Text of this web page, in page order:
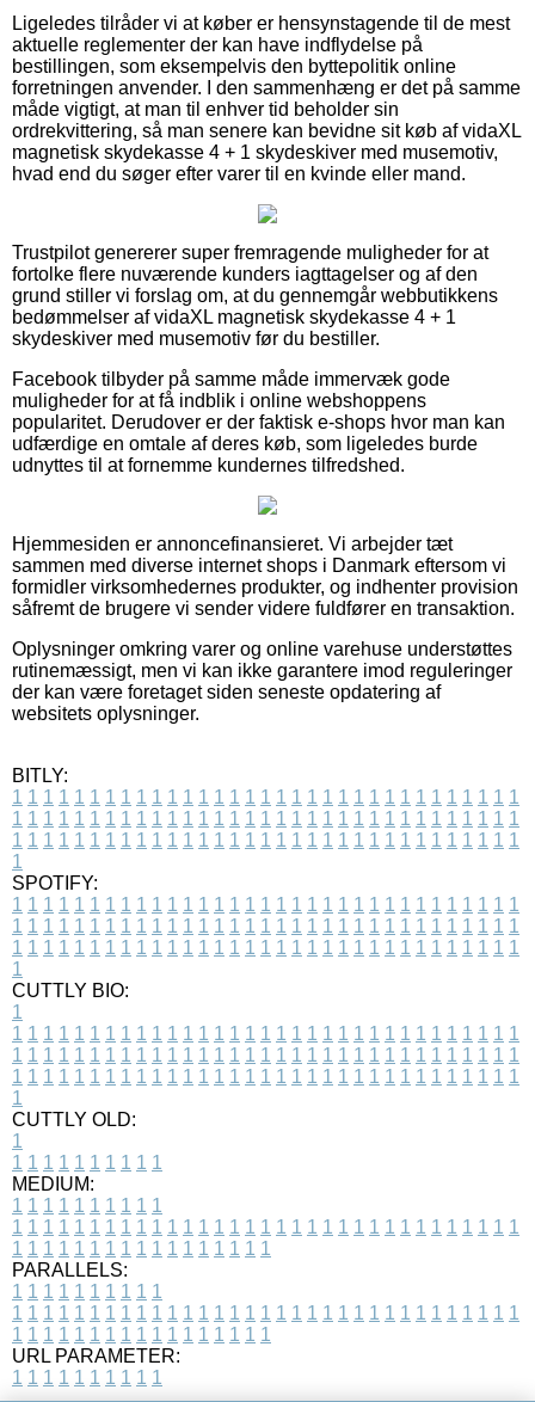
Ligeledes tilråder vi at køber er hensynstagende til de mest
aktuelle reglementer der kan have indflydelse på
bestillingen, som eksempelvis den byttepolitik online
forretningen anvender. I den sammenhæng er det på samme
måde vigtigt, at man til enhver tid beholder sin
ordrekvittering, så man senere kan bevidne sit køb af vidaXL
magnetisk skydekasse 4 + 1 skydeskiver med musemotiv,
hvad end du søger efter varer til en kvinde eller mand.
Trustpilot genererer super fremragende muligheder for at
fortolke flere nuværende kunders iagttagelser og af den
grund stiller vi forslag om, at du gennemgår webbutikkens
bedømmelser af vidaXL magnetisk skydekasse 4 + 1
skydeskiver med musemotiv før du bestiller.
Facebook tilbyder på samme måde immervæk gode
muligheder for at få indblik i online webshoppens
popularitet. Derudover er der faktisk e-shops hvor man kan
udfærdige en omtale af deres køb, som ligeledes burde
udnyttes til at fornemme kundernes tilfredshed.
Hjemmesiden er annoncefinansieret. Vi arbejder tæt
sammen med diverse internet shops i Danmark eftersom vi
formidler virksomhedernes produkter, og indhenter provision
såfremt de brugere vi sender videre fuldfører en transaktion.
Oplysninger omkring varer og online varehuse understøttes
rutinemæssigt, men vi kan ikke garantere imod reguleringer
der kan være foretaget siden seneste opdatering af
websitets oplysninger.
BITLY:
1 1 1 1 1 1 1 1 1 1 1 1 1 1 1 1 1 1 1 1 1 1 1 1 1 1 1 1 1 1 1 1 1
1 1 1 1 1 1 1 1 1 1 1 1 1 1 1 1 1 1 1 1 1 1 1 1 1 1 1 1 1 1 1 1 1
1 1 1 1 1 1 1 1 1 1 1 1 1 1 1 1 1 1 1 1 1 1 1 1 1 1 1 1 1 1 1 1 1
1
SPOTIFY:
1 1 1 1 1 1 1 1 1 1 1 1 1 1 1 1 1 1 1 1 1 1 1 1 1 1 1 1 1 1 1 1 1
1 1 1 1 1 1 1 1 1 1 1 1 1 1 1 1 1 1 1 1 1 1 1 1 1 1 1 1 1 1 1 1 1
1 1 1 1 1 1 1 1 1 1 1 1 1 1 1 1 1 1 1 1 1 1 1 1 1 1 1 1 1 1 1 1 1
1
CUTTLY BIO:
1
1 1 1 1 1 1 1 1 1 1 1 1 1 1 1 1 1 1 1 1 1 1 1 1 1 1 1 1 1 1 1 1 1
1 1 1 1 1 1 1 1 1 1 1 1 1 1 1 1 1 1 1 1 1 1 1 1 1 1 1 1 1 1 1 1 1
1 1 1 1 1 1 1 1 1 1 1 1 1 1 1 1 1 1 1 1 1 1 1 1 1 1 1 1 1 1 1 1 1
1
CUTTLY OLD:
1
1 1 1 1 1 1 1 1 1 1
MEDIUM:
1 1 1 1 1 1 1 1 1 1
1 1 1 1 1 1 1 1 1 1 1 1 1 1 1 1 1 1 1 1 1 1 1 1 1 1 1 1 1 1 1 1 1
1 1 1 1 1 1 1 1 1 1 1 1 1 1 1 1 1
PARALLELS:
1 1 1 1 1 1 1 1 1 1
1 1 1 1 1 1 1 1 1 1 1 1 1 1 1 1 1 1 1 1 1 1 1 1 1 1 1 1 1 1 1 1 1
1 1 1 1 1 1 1 1 1 1 1 1 1 1 1 1 1
URL PARAMETER:
1 1 1 1 1 1 1 1 1 1